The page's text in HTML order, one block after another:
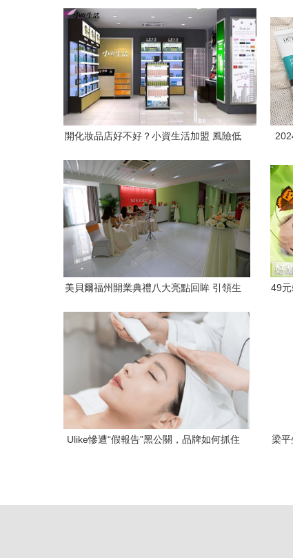
開化妝品店好不好？小資生活加盟 風險低
美貝爾福州開業典禮八大亮點回眸 引領生
49
Ulike慘遭“假報告”黑公關，品牌如何抓住
梁平